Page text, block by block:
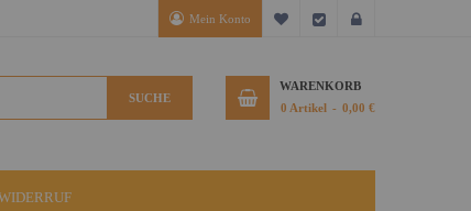
Mein Konto Mein Wunschzettel
Kasse
SUCHE
WARENKORB
0 Artikel 0,00 €